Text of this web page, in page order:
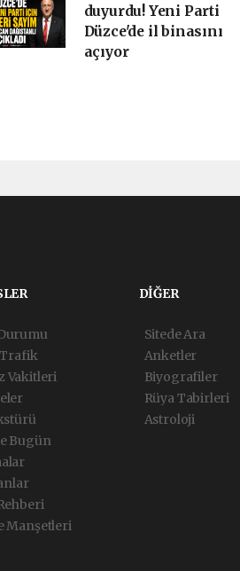
duyurdu! Yeni Parti
Düzce'de il binasını
açıyor
Trafik
Vakitleri
Bugün
Manşetleri
DİĞER
Sitede Ara
Anketler
Biyografiler
Rüya Tabirleri
Astroloji